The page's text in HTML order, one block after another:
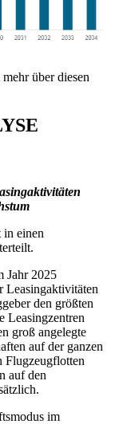
über diesen
in einen
Jahr 2025
Leasingaktivitäten
den größten
Leasingzentren
groß angelegte
auf der ganzen
Flugzeugflotten
auf den
im